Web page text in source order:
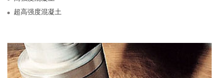
超高强度混凝土